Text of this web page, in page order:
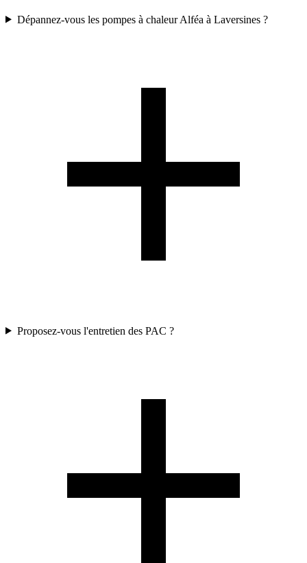
Dépannez-vous les pompes à chaleur Alféa à Laversines ?
Proposez-vous l'entretien des PAC ?